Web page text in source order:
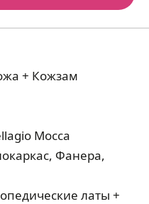
+ Кожзам
Mocca
Фанера,
латы +